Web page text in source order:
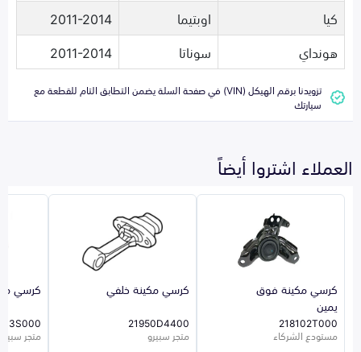
كيا
اوبتيما
2011-2014
هونداي
سوناتا 2011-2014
تزويدنا برقم الهيكل (VIN) في صفحة السلة يضمن التطابق التام للقطعة مع
سيارتك
العملاء اشتروا أيضاً
كرسي مكينة فوق
يمين
218102T000
مستودع الشركاء
كرسي مكينة خلفي
21950D4400
متجر سبيرو
كرسي
متجر سبيرو